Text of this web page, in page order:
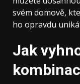
svém domově,
ho opravdu
Jak